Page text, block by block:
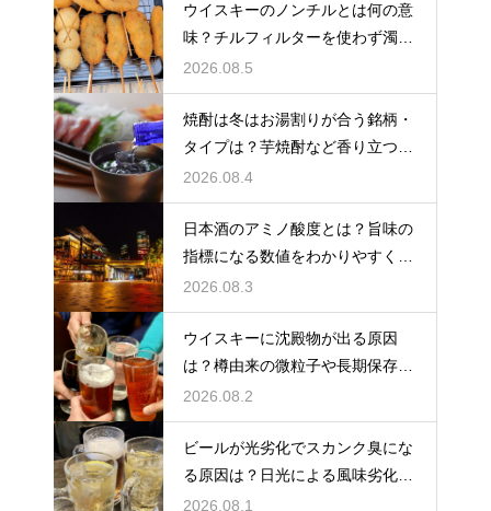
ウイスキーのノンチルとは何の意
味？チルフィルターを使わず濁り
をあえて残す製法
2026.08.5
焼酎は冬はお湯割りが合う銘柄・
タイプは？芋焼酎など香り立つ本
格焼酎で体が温まる
2026.08.4
日本酒のアミノ酸度とは？旨味の
指標になる数値をわかりやすく解
説
2026.08.3
ウイスキーに沈殿物が出る原因
は？樽由来の微粒子や長期保存で
成分が析出するため
2026.08.2
ビールが光劣化でスカンク臭にな
る原因は？日光による風味劣化を
解説
2026.08.1